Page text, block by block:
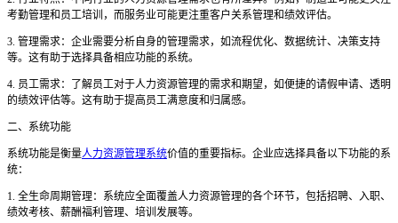
考勤管理和员工培训，而服务业可能更注重客户关系管理和绩效评估。
3. 管理需求：企业需要分析自身的管理需求，如流程优化、数据统计、决策支持
等。这有助于选择具备相应功能的系统。
4. 员工需求：了解员工对于人力资源管理的需求和期望，如便捷的请假申请、透明
的绩效评估等。这有助于提高员工满意度和归属感。
二、系统功能
系统功能是衡量人力资源管理系统价值的重要指标。企业应选择具备以下功能的系
统：
1. 全生命周期管理：系统应全面覆盖人力资源管理的各个环节，包括招聘、入职、
绩效考核、薪酬福利管理、培训发展等。